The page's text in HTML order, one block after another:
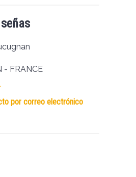
- FRANCE
por correo electrónico